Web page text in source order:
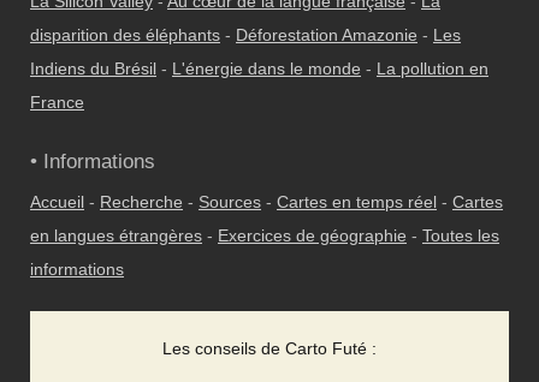
disparition des éléphants - Déforestation Amazonie - Les
Indiens du Brésil - L'énergie dans le monde - La pollution en
France
• Informations
Accueil - Recherche - Sources - Cartes en temps réel - Cartes
en langues étrangères - Exercices de géographie - Toutes les
informations
Les conseils de Carto Futé :